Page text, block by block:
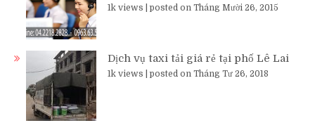
1k views posted on Tháng Mười 26, 2015
Dịch vụ taxi tải giá rẻ tại phố Lê Lai
1k views posted on Tháng Tư 26, 2018